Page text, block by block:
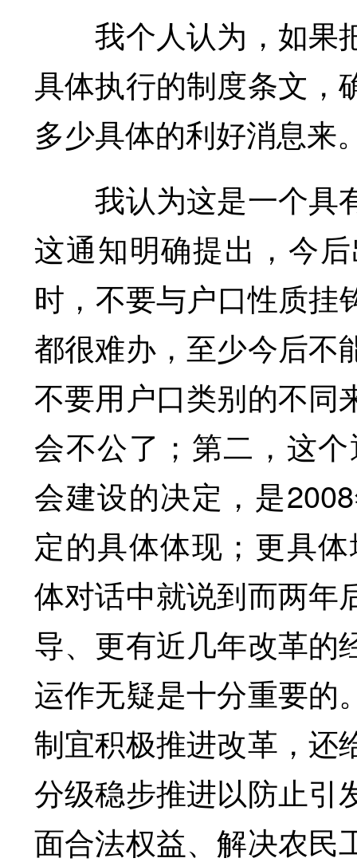
我个人认为，如果
具体执行的制度条文，
多少具体的利好消息来
我认为这是一个具
这通知明确提出，今
时，不要与户口性质
都很难办，至少今后不
不要用户口类别的不同
会不公了；第二，这
会建设的决定，是
定的具体体现；更具
体对话中就说到而两年
导、更有近几年改革的
运作无疑是十分重要的
制宜积极推进改革，还
分级稳步推进以防止引
面合法权益、解决农民